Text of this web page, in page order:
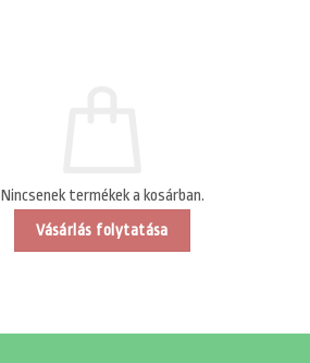
Nincsenek termékek a kosárban.
Vásárlás folytatása